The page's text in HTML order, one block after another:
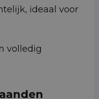
ideaal voor
volledig